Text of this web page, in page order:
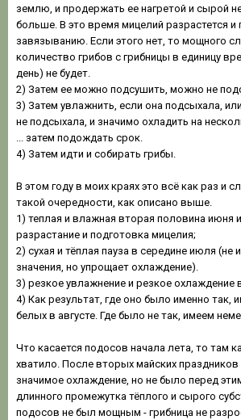
землю, и продержать ее нагретой и сырой
больше. В это время мицелий разрастется и
завязыванию. Если этого нет, то мощного
количество грибов с грибницы в единицу
день) не будет.
2) Затем ее можно подсушить, можно не
3) Затем увлажнить, если она подсыхала,
не подсыхала, и значимо охладить на
... затем подождать срок.
4) Затем идти и собирать грибы.
В этом году в моих краях это всё как раз и
такой очередности, как описано выше.
1) теплая и влажная вторая половина июня
разрастание и подготовка мицелия;
2) сухая и тёплая пауза в середине июля (не
значения, но упрощает охлаждение).
3) резкое увлажнение и резкое охлаждение
4) Как результат, где оно было именно так,
белых в августе. Где было не так, имеем
Что касается подосов начала лета, то там
хватило. После вторых майских
значимое охлаждение, но не было перед
длинного промежутка тёплого и сырого
подосов не был мощным - грибница не